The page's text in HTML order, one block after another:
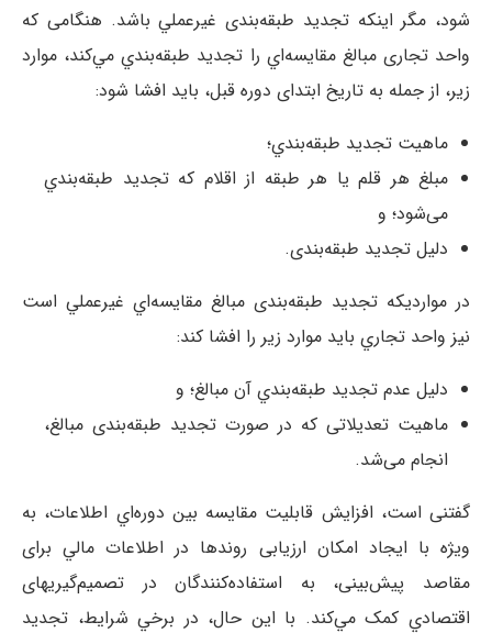
شود، مگر اينکه تجدید طبقه‌بندی غيرعملي باشد. هنگامی که
واحد تجاری مبالغ مقايسه‌اي را تجدید طبقه‌بندي مي‌کند، موارد
زير، از جمله به تاریخ ابتدای دوره قبل، باید افشا شود:
ماهيت تجدید طبقه‌بندي؛
مبلغ هر قلم يا هر طبقه از اقلام که تجدید طبقه‌بندي
می‌شود؛ و
دليل تجدید طبقه‌بندی.
در مواردیکه تجدید طبقه‌بندی مبالغ مقايسه‌اي غيرعملي است
نیز واحد تجاري باید موارد زير را افشا کند:
دليل عدم تجدید طبقه‌بندي آن مبالغ؛ و
ماهيت تعديلاتی که در صورت تجدید طبقه‌بندی مبالغ،
انجام می‌شد.
گفتنی است، افزايش قابليت مقايسه بین ‌دوره‌اي اطلاعات، به
ويژه با ایجاد امکان ارزیابی روندها در اطلاعات مالي برای
مقاصد پيش‌بينی، به استفاده‌کنندگان در تصمیم‌گیریهای
اقتصادي کمک مي‌کند. با این حال، در برخي شرايط، تجدید